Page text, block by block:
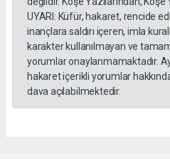
UYARI: Küfür, hakaret, rencide
inançlara saldırı içeren, imla
karakter kullanılmayan ve
yorumlar onaylanmamaktadır.
hakaret içerikli yorumlar
dava açılabilmektedir.